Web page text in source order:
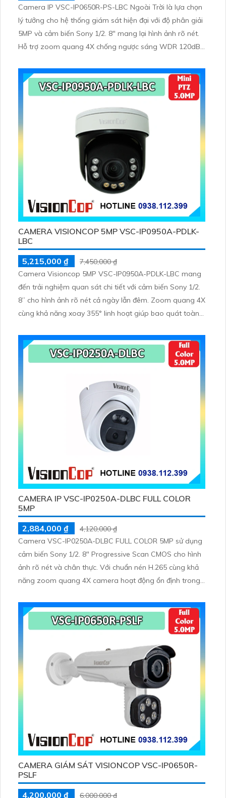
Camera IP VSC-IP0650R-PS-LBC Ngoài Trời là lựa chọn
lý tưởng cho hệ thống giám sát hiện đại với độ phân giải
5MP và cảm biến Sony 1/2. 8" mang lại hình ảnh rõ nét.
Hỗ trợ zoom quang 4X chống ngược sáng WDR 120dB
mọi điều kiện thời tiết thích hợp cho khu vực ngoài trời
nhà xưởng và đường phố.
CAMERA VISIONCOP 5MP VSC-IP0950A-PDLK-
LBC
5,215,000 ₫
7,450,000 ₫
Camera Visioncop 5MP VSC-IP0950A-PDLK-LBC mang
đến trải nghiệm quan sát chi tiết với cảm biến Sony 1/2.
8” cho hình ảnh rõ nét cả ngày lẫn đêm. Zoom quang 4X
cùng khả năng xoay 355° linh hoạt giúp bao quát toàn
khả năng chống nước IP66 phù hợp giám sát ngoài trời
ổn định bền bỉ
CAMERA IP VSC-IP0250A-DLBC FULL COLOR
5MP
2,884,000 ₫
4,120,000 ₫
Camera VSC-IP0250A-DLBC FULL COLOR 5MP sử dụng
cảm biến Sony 1/2. 8" Progressive Scan CMOS cho hình
ảnh rõ nét và chân thực. Với chuẩn nén H.265 cùng khả
năng zoom quang 4X camera hoạt động ổn định trong
CAMERA GIÁM SÁT VISIONCOP VSC-IP0650R-
PSLF
4,200,000 ₫
6,000,000 ₫